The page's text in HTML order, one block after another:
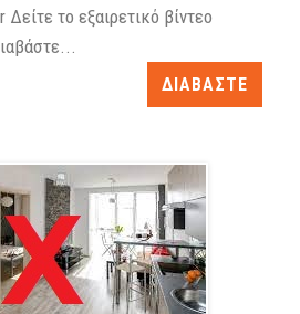
το εξαιρετικό βίντεο
ΔΙΑΒΑΣΤΕ